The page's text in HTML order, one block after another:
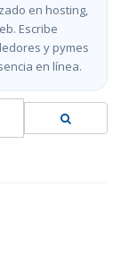
en hosting,
Escribe
y pymes
en línea.